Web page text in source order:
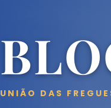
UNIÃO DAS